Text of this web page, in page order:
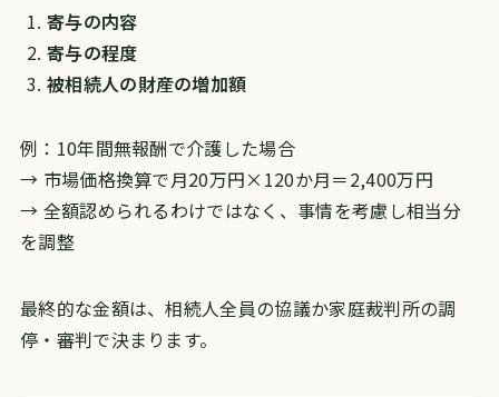
寄与の内容
寄与の程度
被相続人の財産の増加額
例：10年間無報酬で介護した場合
→ 市場価格換算で月20万円×120か月＝2,400万円
→ 全額認められるわけではなく、事情を考慮し相当分
を調整
最終的な金額は、相続人全員の協議か家庭裁判所の調
停・審判で決まります。